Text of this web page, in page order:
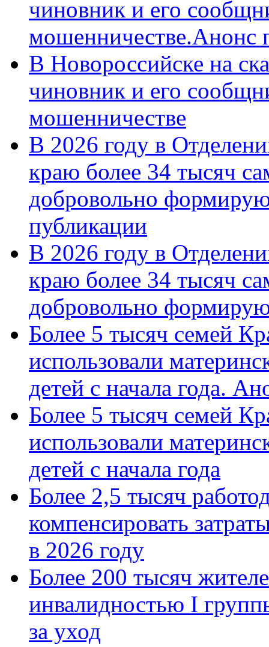
чиновник и его
мошенничестве.Анонс
В Новороссийске на
чиновник и его
мошенничестве
В 2026 году в
краю более 34 тысяч
добровольно
публикации
В 2026 году в
краю более 34 тысяч
добровольно
Более 5 тысяч семей
использовали
детей с начала года.
Более 5 тысяч семей
использовали
детей с начала года
Более 2,5 тысяч
компенсировать
в 2026 году
Более 200 тысяч
инвалидностью I
за уход